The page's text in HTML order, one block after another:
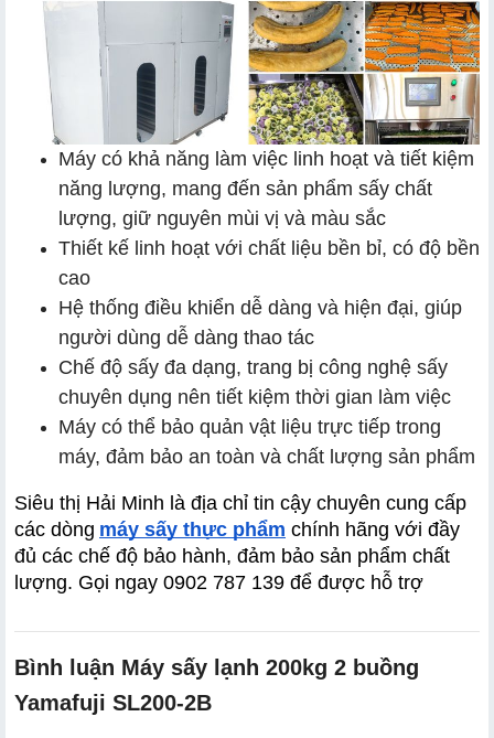
Máy có khả năng làm việc linh hoạt và tiết kiệm
năng lượng, mang đến sản phẩm sấy chất
lượng, giữ nguyên mùi vị và màu sắc
Thiết kế linh hoạt với chất liệu bền bỉ, có độ bền
cao
Hệ thống điều khiển dễ dàng và hiện đại, giúp
người dùng dễ dàng thao tác
Chế độ sấy đa dạng, trang bị công nghệ sấy
chuyên dụng nên tiết kiệm thời gian làm việc
Máy có thể bảo quản vật liệu trực tiếp trong
máy, đảm bảo an toàn và chất lượng sản phẩm
Siêu thị Hải Minh là địa chỉ tin cậy chuyên cung cấp
các dòng máy sấy thực phẩm chính hãng với đầy
đủ các chế độ bảo hành, đảm bảo sản phẩm chất
lượng. Gọi ngay 0902 787 139 để được hỗ trợ
Bình luận Máy sấy lạnh 200kg 2 buồng
Yamafuji SL200-2B